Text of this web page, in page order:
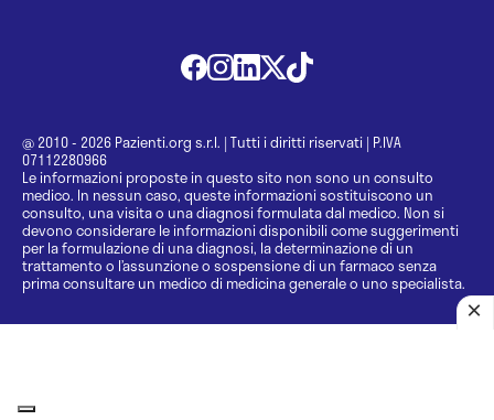
@ 2010 - 2026 Pazienti.org s.r.l. | Tutti i diritti riservati | P.IVA
07112280966
Le informazioni proposte in questo sito non sono un consulto
medico. In nessun caso, queste informazioni sostituiscono un
consulto, una visita o una diagnosi formulata dal medico. Non si
devono considerare le informazioni disponibili come suggerimenti
per la formulazione di una diagnosi, la determinazione di un
trattamento o l’assunzione o sospensione di un farmaco senza
prima consultare un medico di medicina generale o uno specialista.